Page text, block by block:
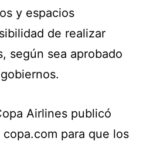
y espacios
de realizar
según sea aprobado
Airlines publicó
para que los